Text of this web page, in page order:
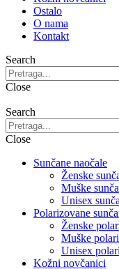
Ostalo
O nama
Kontakt
Search
Close
Search
Close
Sunčane naočale
Ženske
Muške
Unisex
Polarizovane
Ženske
Muške
Unisex
Kožni novčanici